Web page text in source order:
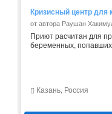
Кризисный центр
от автора Раушан
Приют расчитан для
беременных,
Казань, Россия